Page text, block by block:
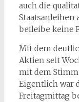
auch die
Staatsanleihen
beileibe keine
Mit dem
Aktien seit
mit dem
Eigentlich war
Freitagmittag